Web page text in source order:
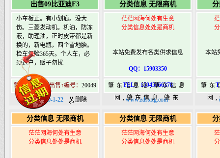
出售09比亚迪F3
小车板正。有小划痕。没大
伤。三菱发动机。机油，防冻
液，助理油，正时皮带都是新
换的，新电瓶，四个雪地胎。
检车保险365天。个人车，必
须过户，贩子勿扰
肇东北11道街出售↑编号： 20049
日期：2020-1-22 删除
分类信息 无限商机
茫茫网海何处有生意
分类信息处处是商机
本站免费发布各类供求信息
QQ：15903350
TEL：15945066378
肇东信息港,肇东信息
网,肇东信息,肇东
港|www.zhaodongshi.com
www.zdsxxg.com
本站
肇东
网
港
分类信息 无限商机
茫茫网海何处有生意
分类信息处处是商机
分类信息 无限商机
茫茫网海何处有生意
分类信息处处是商机